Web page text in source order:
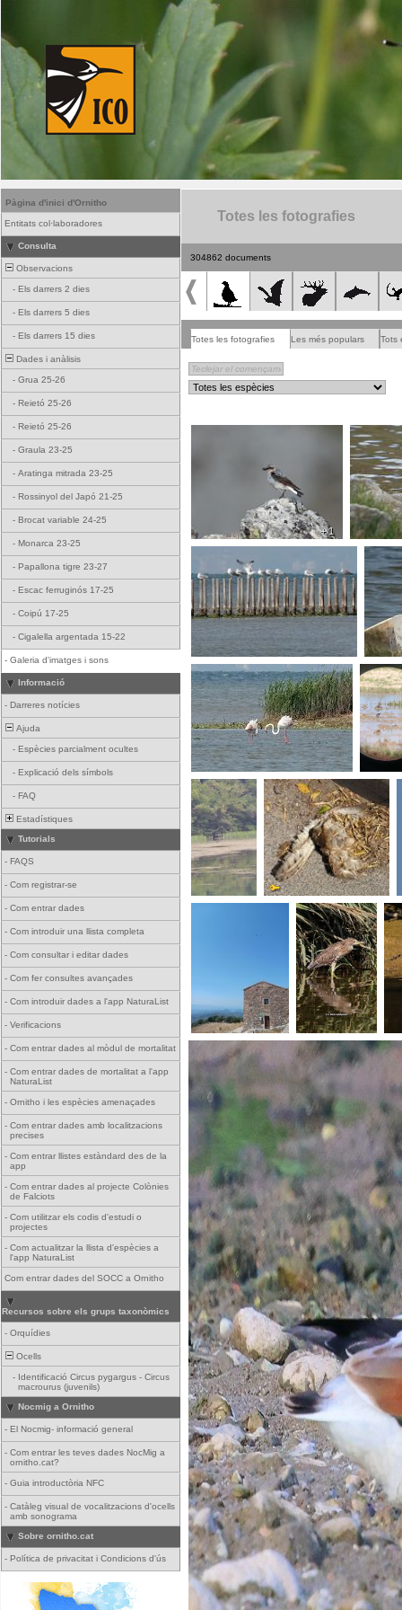
Pàgina d'inici d'Ornitho
Entitats col·laboradores
Consulta
Observacions
- Els darrers 2 dies
- Els darrers 5 dies
- Els darrers 15 dies
Dades i anàlisis
- Grua 25-26
- Reietó 25-26
- Reietó 25-26
- Graula 23-25
- Aratinga mitrada 23-25
- Rossinyol del Japó 21-25
- Brocat variable 24-25
- Monarca 23-25
- Papallona tigre 23-27
- Escac ferruginós 17-25
- Coipú 17-25
- Cigalella argentada 15-22
- Galeria d'imatges i sons
Informació
- Darreres notícies
Ajuda
- Espècies parcialment ocultes
- Explicació dels símbols
- FAQ
Estadístiques
Tutorials
- FAQS
- Com registrar-se
- Com entrar dades
- Com introduir una llista completa
- Com consultar i editar dades
- Com fer consultes avançades
- Com introduir dades a l'app NaturaList
- Verificacions
- Com entrar dades al mòdul de mortalitat
- Com entrar dades de mortalitat a l'app
NaturaList
- Ornitho i les espècies amenaçades
- Com entrar dades amb localitzacions
precises
- Com entrar llistes estàndard des de la
app
- Com entrar dades al projecte Colònies
de Falciots
- Com utilitzar els codis d'estudi o
projectes
- Com actualitzar la llista d'espècies a
l'app NaturaList
Com entrar dades del SOCC a Ornitho
Recursos sobre els grups taxonòmics
- Orquídies
Ocells
- Identificació Circus pygargus - Circus
macrourus (juvenils)
Nocmig a Ornitho
- El Nocmig- informació general
- Com entrar les teves dades NocMig a
ornitho.cat?
- Guia introductòria NFC
- Catàleg visual de vocalitzacions d'ocells
amb sonograma
Sobre ornitho.cat
- Política de privacitat i Condicions d'ús
Totes les fotografies
304862 documents
Totes les fotografies Les més populars Tots
+ 1